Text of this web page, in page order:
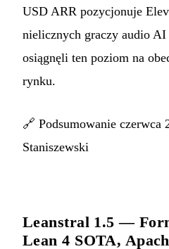
USD ARR pozycjonuje
nielicznych graczy audio
osiągnęli ten poziom na
rynku.
🔗 Podsumowanie
Staniszewski
Leanstral 1.5 —
Lean 4 SOTA,